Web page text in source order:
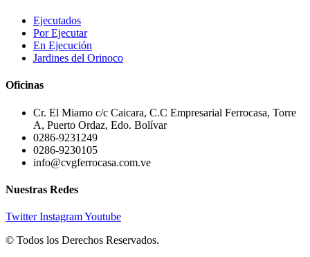
Ejecutados
Por Ejecutar
En Ejecución
Jardines del Orinoco
Oficinas
Cr. El Miamo c/c Caicara, C.C Empresarial Ferrocasa, Torre
A, Puerto Ordaz, Edo. Bolívar
0286-9231249
0286-9230105
info@cvgferrocasa.com.ve
Nuestras Redes
Twitter InstagramYoutube
© Todos los Derechos Reservados.